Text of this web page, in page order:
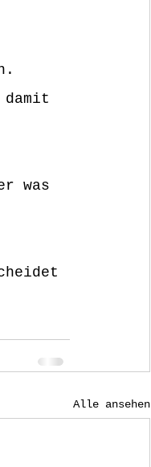
damit
was
Alle ansehen